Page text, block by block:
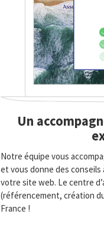
Un
Notre équipe vous
et vous donne des
votre site web. Le centre
(référencement, création
France !